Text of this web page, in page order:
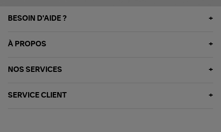
BESOIN D'AIDE ?
À PROPOS
NOS SERVICES
SERVICE CLIENT